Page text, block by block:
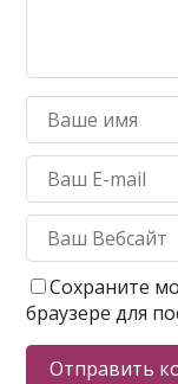
Сохраните
браузере для